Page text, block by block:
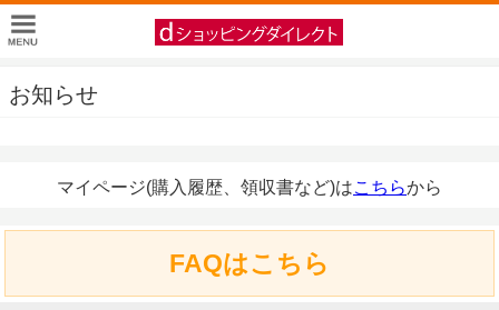
お知らせ
マイページ(購入履歴、領収書など)はこちらから
FAQはこちら